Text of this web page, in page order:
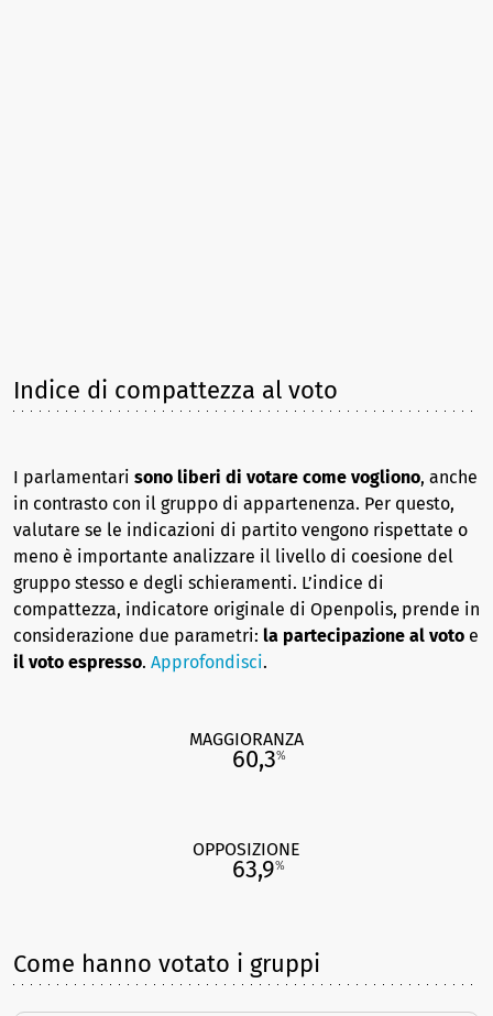
Indice di compattezza al voto
I parlamentari sono liberi di votare come vogliono, anche
in contrasto con il gruppo di appartenenza. Per questo,
valutare se le indicazioni di partito vengono rispettate o
meno è importante analizzare il livello di coesione del
gruppo stesso e degli schieramenti. L’indice di
compattezza, indicatore originale di Openpolis, prende in
considerazione due parametri: la partecipazione al voto e
il voto espresso. Approfondisci.
MAGGIORANZA
60,3%
OPPOSIZIONE
63,9%
Come hanno votato i gruppi